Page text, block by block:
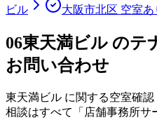
ビル
大阪市北区 空室あ
06東天満ビル のテ
お問い合わせ
東天満ビル に関する空室確
相談はすべて「店舗事務所サ